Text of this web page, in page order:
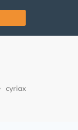
cyriax